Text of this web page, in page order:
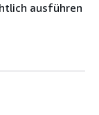
ausführen